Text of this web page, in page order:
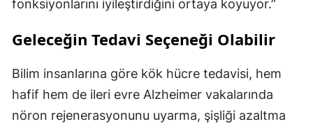
fonksiyonlarını iyileştirdiğini ortaya koyuyor.”
Geleceğin Tedavi Seçeneği Olabilir
Bilim insanlarına göre kök hücre tedavisi, hem
hafif hem de ileri evre Alzheimer vakalarında
nöron rejenerasyonunu uyarma, şişliği azaltma